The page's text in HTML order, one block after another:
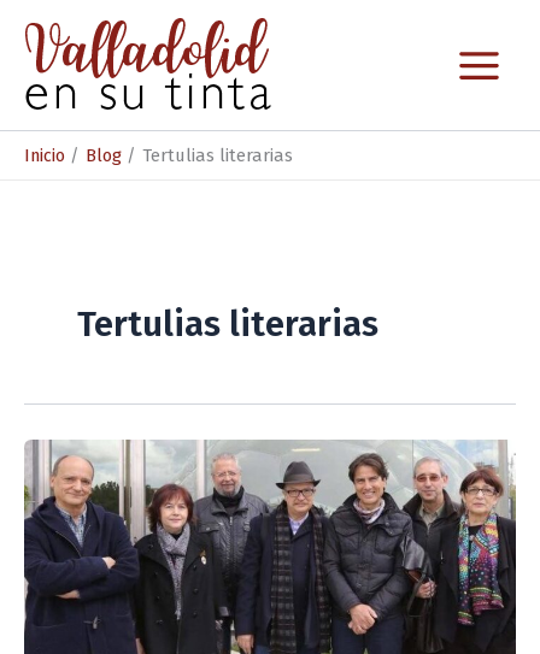
contenido
Inicio Blog Tertulias literarias
Tertulias literarias